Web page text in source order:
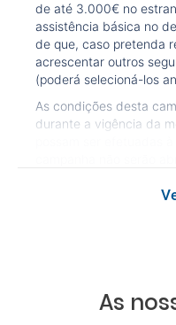
de até 3.000€ no
assistência básica no
de que, caso pretenda
acrescentar outros
(poderá selecioná-los
As condições desta
durante a vigência da
As